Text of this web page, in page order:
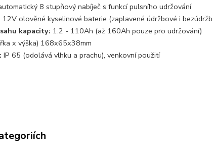
8 stupňový nabíječ s funkcí pulsního udržování
12V olověné kyselinové baterie (zaplavené údržbové i
kapacity: 1.2 - 110Ah (až 160Ah pouze pro udržování)
x výška) 168x65x38mm
IP 65 (odolává vlhku a prachu), venkovní použití